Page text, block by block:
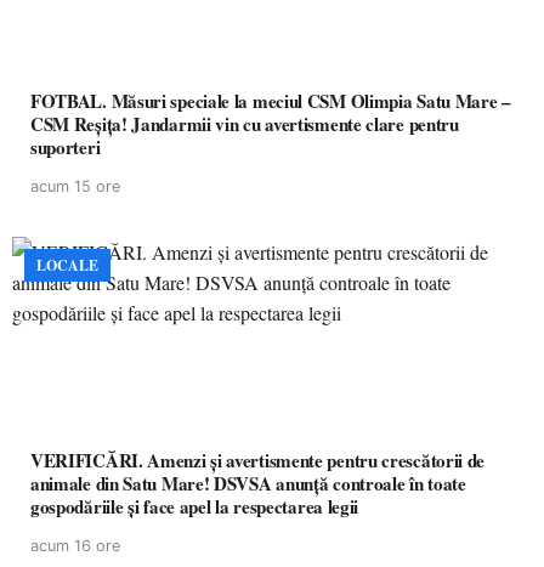
FOTBAL. Măsuri speciale la meciul CSM Olimpia Satu Mare –
CSM Reșița! Jandarmii vin cu avertismente clare pentru
suporteri
acum 15 ore
LOCALE
VERIFICĂRI. Amenzi și avertismente pentru crescătorii de
animale din Satu Mare! DSVSA anunță controale în toate
gospodăriile și face apel la respectarea legii
acum 16 ore